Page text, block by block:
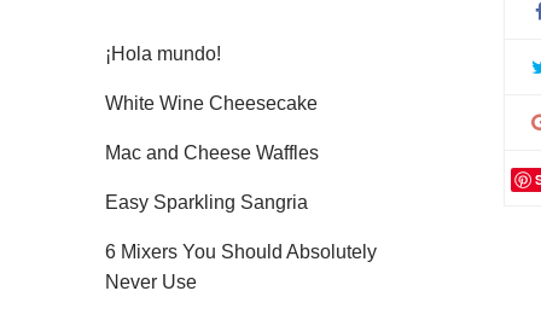
¡Hola mundo!
White Wine Cheesecake
Mac and Cheese Waffles
Easy Sparkling Sangria
6 Mixers You Should Absolutely
Never Use